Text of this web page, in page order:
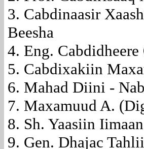
3. Cabdinaasir
Beesha
4. Eng.
5. Cabdixakiin
6. Mahad Diini -
7. Maxamuud A.
8. Sh. Yaasiin
9. Gen. Dhajac